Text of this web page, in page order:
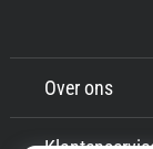
Over ons